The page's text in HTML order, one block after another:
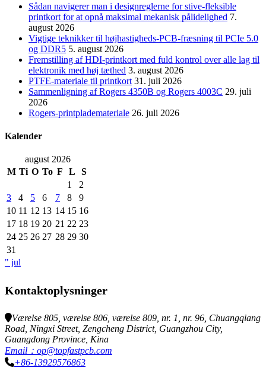
Sådan navigerer man i designreglerne for stive-fleksible
printkort for at opnå maksimal mekanisk pålidelighed 7.
august 2026
Vigtige teknikker til højhastigheds-PCB-fræsning til PCIe 5.0
og DDR5 5. august 2026
Fremstilling af HDI-printkort med fuld kontrol over alle lag til
elektronik med høj tæthed 3. august 2026
PTFE-materiale til printkort 31. juli 2026
Sammenligning af Rogers 4350B og Rogers 4003C 29. juli
2026
Rogers-printplademateriale 26. juli 2026
Kalender
august 2026
M Ti O To F L
S
1
2
3
4 5 6 7 8
9
10 11 12 13 14 15 16
17 18 19 20 21 22 23
24 25 26 27 28 29 30
31
" jul
Kontaktoplysninger
Værelse 805, værelse 806, værelse 809, nr. 1, nr. 96, Chuangqiang
Road, Ningxi Street, Zengcheng District, Guangzhou City,
Guangdong Province, Kina
Email：op@topfastpcb.com
+86-13929576863